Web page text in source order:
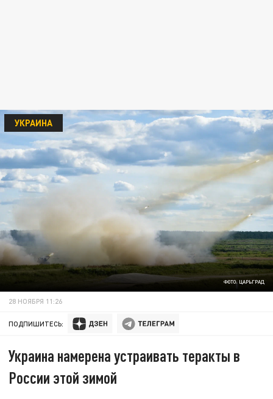
ФОТО: ЦАРЬГРАД
УКРАИНА
28 НОЯБРЯ 11:26
ПОДПИШИТЕСЬ:
Украина намерена устраивать теракты в
России этой зимой